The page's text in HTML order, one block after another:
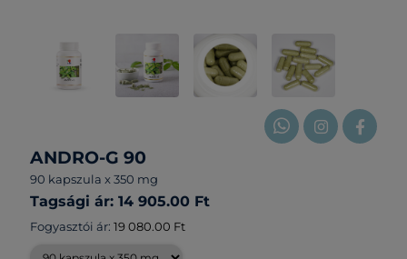
ANDRO-G 90
90 kapszula x 350 mg
Tagsági ár: 14 905.00 Ft
Fogyasztói ár: 19 080.00 Ft